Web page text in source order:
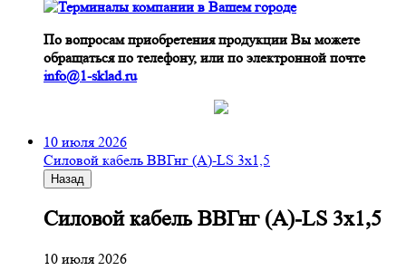
По вопросам приобретения продукции Вы можете
обращаться по телефону, или по электронной почте
info@1-sklad.ru
10 июля 2026
Cиловой кабель ВВГнг (A)-LS 3х1,5
Назад
Cиловой кабель ВВГнг (A)-LS 3х1,5
10 июля 2026